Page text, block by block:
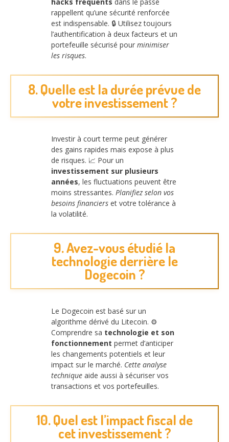
rappellent qu’une sécurité renforcée
est indispensable. 🔒 Utilisez toujours
l’authentification à deux facteurs et un
portefeuille sécurisé pour minimiser
les risques.
8. Quelle est la durée prévue de
votre investissement ?
Investir à court terme peut générer
des gains rapides mais expose à plus
de risques. 📈 Pour un
investissement sur plusieurs
années, les fluctuations peuvent être
moins stressantes. Planifiez selon vos
besoins financiers et votre tolérance à
la volatilité.
9. Avez-vous étudié la
technologie derrière le
Dogecoin ?
Le Dogecoin est basé sur un
algorithme dérivé du Litecoin. ⚙️
Comprendre sa technologie et son
fonctionnement permet d’anticiper
les changements potentiels et leur
impact sur le marché. Cette analyse
technique aide aussi à sécuriser vos
transactions et vos portefeuilles.
10. Quel est l’impact fiscal de
cet investissement ?